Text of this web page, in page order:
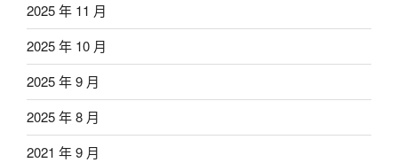
2025 年 11 月
2025 年 10 月
2025 年 9 月
2025 年 8 月
2021 年 9 月